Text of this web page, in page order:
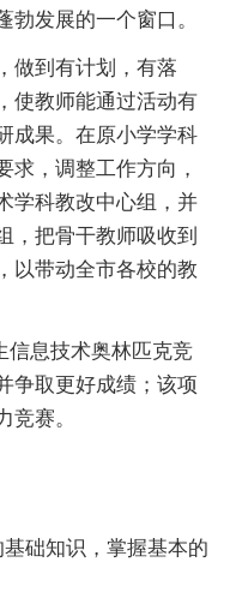
勃发展的一个窗口。
做到有计划，有落
使教师能通过活动有
成果。在原小学学科
求，调整工作方向，
学科教改中心组，并
，把骨干教师吸收到
以带动全市各校的教
信息技术奥林匹克竞
争取更好成绩；该项
竞赛。
础知识，掌握基本的